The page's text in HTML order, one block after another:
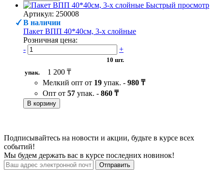
Быстрый просмотр
Артикул: 250008
В наличии
Пакет ВПП 40*40см, 3-х слойные
Розничная цена:
-
+
10 шт.
упак.
1 200 ₸
Мелкий опт от 19 упак. - 980 ₸
Опт от 57 упак. - 860 ₸
В корзину
Подписывайтесь на новости и акции, будьте в курсе всех
событий!
Мы будем держать вас в курсе последних новинок!